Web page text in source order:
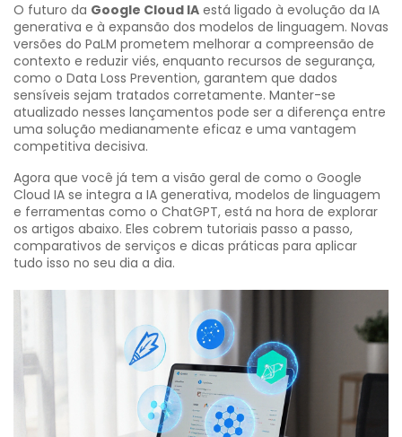
O futuro da Google Cloud IA está ligado à evolução da IA
generativa e à expansão dos modelos de linguagem. Novas
versões do PaLM prometem melhorar a compreensão de
contexto e reduzir viés, enquanto recursos de segurança,
como o Data Loss Prevention, garantem que dados
sensíveis sejam tratados corretamente. Manter-se
atualizado nesses lançamentos pode ser a diferença entre
uma solução medianamente eficaz e uma vantagem
competitiva decisiva.
Agora que você já tem a visão geral de como o Google
Cloud IA se integra a IA generativa, modelos de linguagem
e ferramentas como o ChatGPT, está na hora de explorar
os artigos abaixo. Eles cobrem tutoriais passo a passo,
comparativos de serviços e dicas práticas para aplicar
tudo isso no seu dia a dia.